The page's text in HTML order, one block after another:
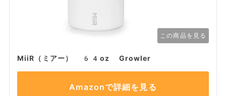
この商品を見る
MiiR（ミアー） 64oz Growler
Amazonで詳細を見る